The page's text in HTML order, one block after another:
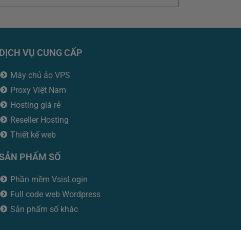
DỊCH VỤ CUNG CẤP
Máy chủ ảo VPS
Proxy Việt Nam
Hosting giá rẻ
Reseller Hosting
Thiết kế web
PHẨM SỐ
Phần mềm VsisLogin
Full code web Wordpress
Sản phẩm số khác